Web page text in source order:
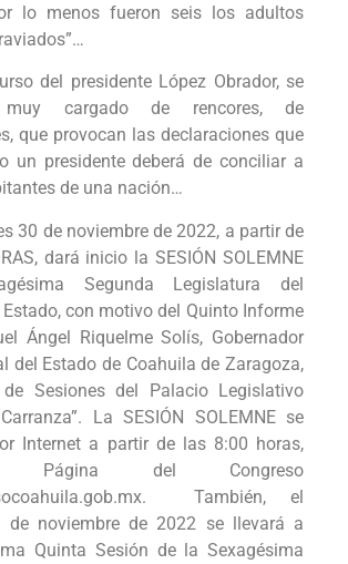
lo menos fueron seis los adultos
del presidente López Obrador, se
cargado de rencores, de
que provocan las declaraciones que
un presidente deberá de conciliar a
de una nación…
30 de noviembre de 2022, a partir de
dará inicio la SESIÓN SOLEMNE
Segunda Legislatura del
Estado, con motivo del Quinto Informe
Ángel Riquelme Solís, Gobernador
del Estado de Coahuila de Zaragoza,
Sesiones del Palacio Legislativo
La SESIÓN SOLEMNE se
Internet a partir de las 8:00 horas,
del Congreso
También, el
de noviembre de 2022 se llevará a
Quinta Sesión de la Sexagésima